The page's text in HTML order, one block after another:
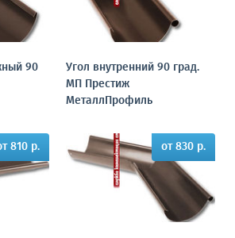
90
Угол внутренний 90 град.
МП Престиж
МеталлПрофиль
810 р. от 830 р.